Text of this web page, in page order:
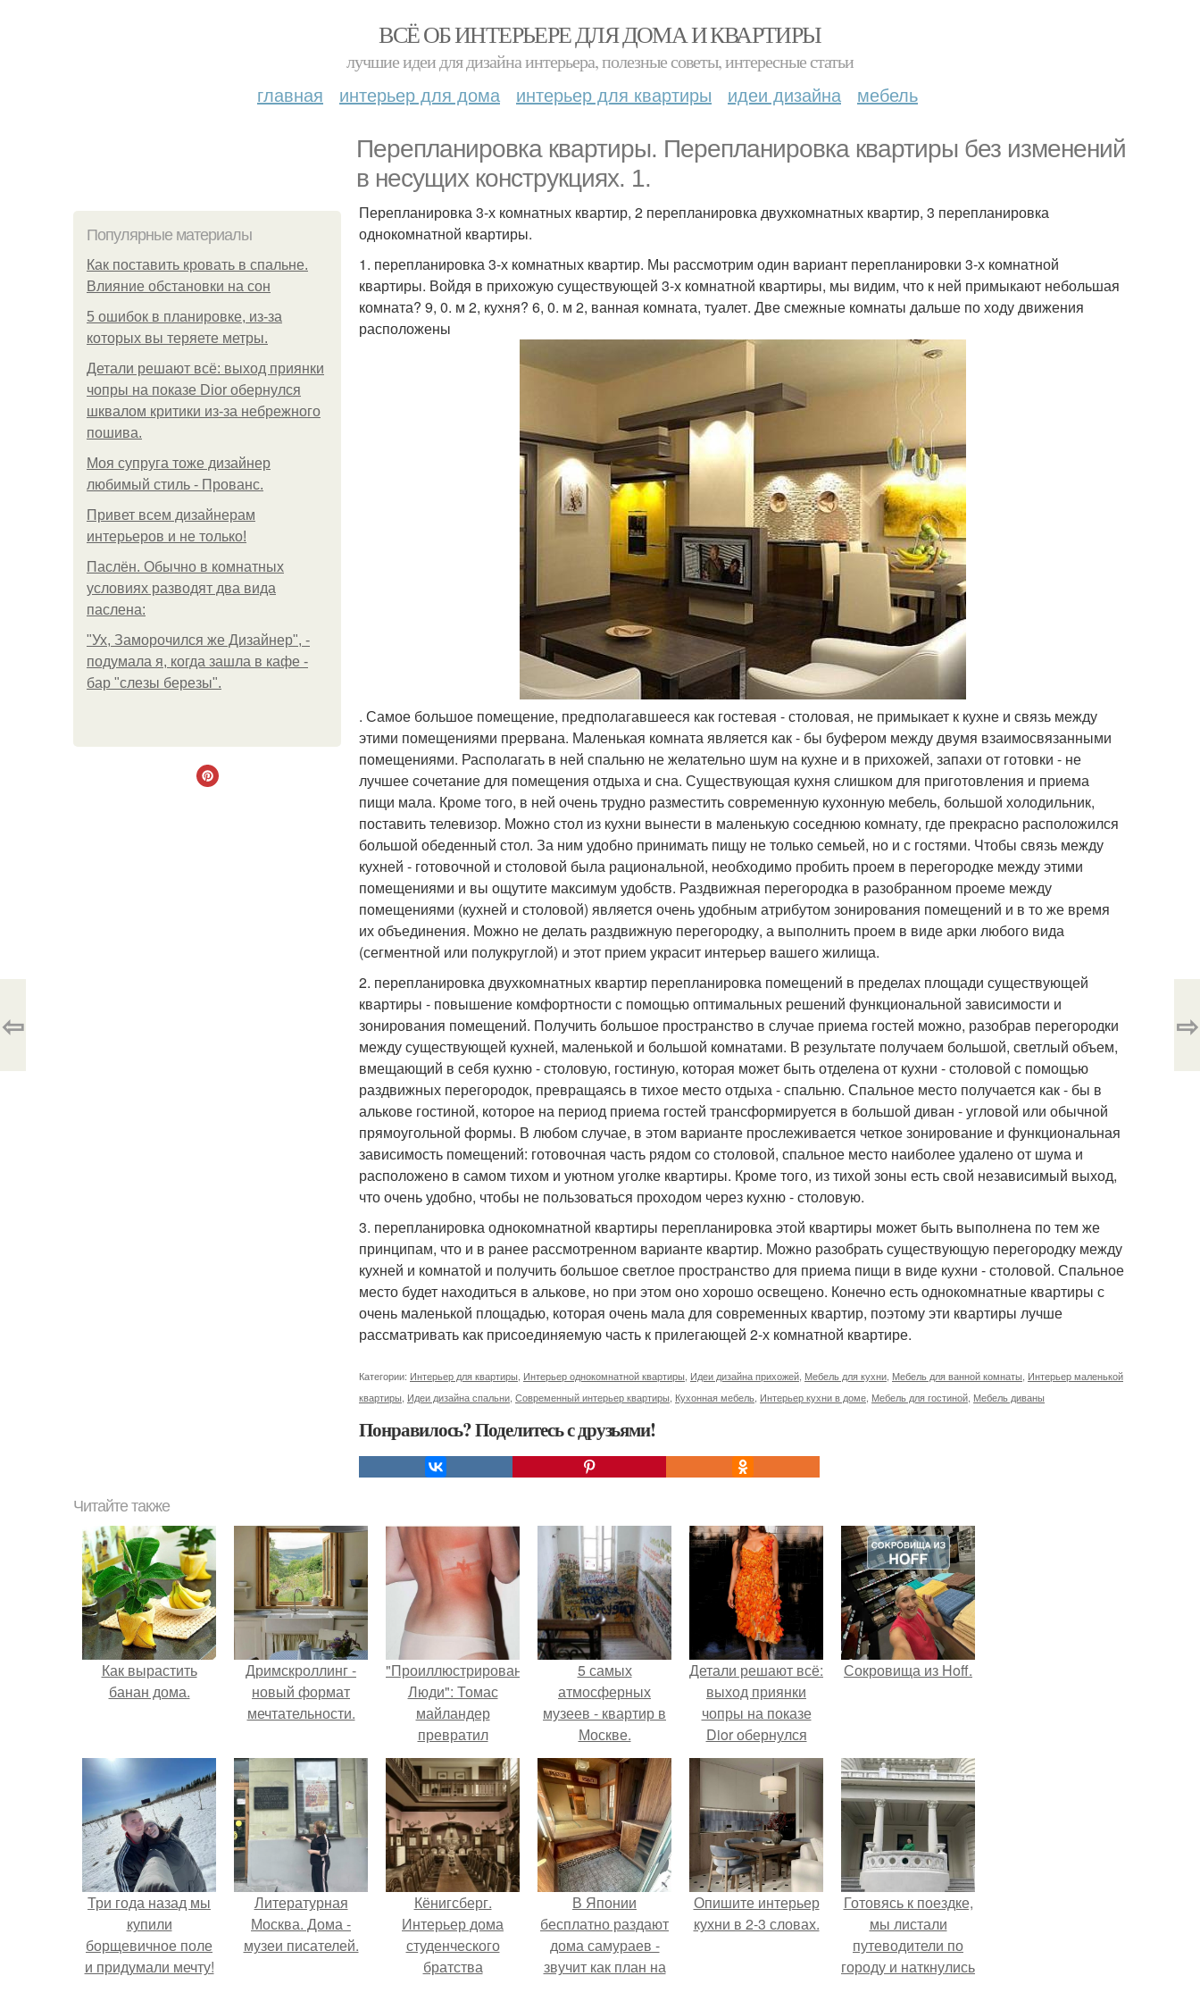
ВСЁ ОБ ИНТЕРЬЕРЕ ДЛЯ ДОМА И КВАРТИРЫ
лучшие идеи для дизайна интерьера, полезные советы, интересные статьи
главная интерьер для дома интерьер для квартиры идеи дизайна мебель
Перепланировка квартиры. Перепланировка квартиры без изменений
в несущих конструкциях. 1.
Популярные материалы
Как поставить кровать в спальне.
Влияние обстановки на сон
5 ошибок в планировке, из-за
которых вы теряете метры.
Детали решают всё: выход приянки
чопры на показе Dior обернулся
шквалом критики из-за небрежного
пошива.
Моя супруга тоже дизайнер
любимый стиль - Прованс.
Привет всем дизайнерам
интерьеров и не только!
Паслён. Обычно в комнатных
условиях разводят два вида
паслена:
"Ух, Заморочился же Дизайнер", -
подумала я, когда зашла в кафе -
бар "слезы березы".
Перепланировка 3-х комнатных квартир, 2 перепланировка двухкомнатных квартир, 3 перепланировка
однокомнатной квартиры.
1. перепланировка 3-х комнатных квартир. Мы рассмотрим один вариант перепланировки 3-х комнатной
квартиры. Войдя в прихожую существующей 3-х комнатной квартиры, мы видим, что к ней примыкают небольшая
комната? 9, 0. м 2, кухня? 6, 0. м 2, ванная комната, туалет. Две смежные комнаты дальше по ходу движения
расположены
. Самое большое помещение, предполагавшееся как гостевая - столовая, не примыкает к кухне и связь между
этими помещениями прервана. Маленькая комната является как - бы буфером между двумя взаимосвязанными
помещениями. Располагать в ней спальню не желательно шум на кухне и в прихожей, запахи от готовки - не
лучшее сочетание для помещения отдыха и сна. Существующая кухня слишком для приготовления и приема
пищи мала. Кроме того, в ней очень трудно разместить современную кухонную мебель, большой холодильник,
поставить телевизор. Можно стол из кухни вынести в маленькую соседнюю комнату, где прекрасно расположился
большой обеденный стол. За ним удобно принимать пищу не только семьей, но и с гостями. Чтобы связь между
кухней - готовочной и столовой была рациональной, необходимо пробить проем в перегородке между этими
помещениями и вы ощутите максимум удобств. Раздвижная перегородка в разобранном проеме между
помещениями (кухней и столовой) является очень удобным атрибутом зонирования помещений и в то же время
их объединения. Можно не делать раздвижную перегородку, а выполнить проем в виде арки любого вида
(сегментной или полукруглой) и этот прием украсит интерьер вашего жилища.
2. перепланировка двухкомнатных квартир перепланировка помещений в пределах площади существующей
квартиры - повышение комфортности с помощью оптимальных решений функциональной зависимости и
зонирования помещений. Получить большое пространство в случае приема гостей можно, разобрав перегородки
между существующей кухней, маленькой и большой комнатами. В результате получаем большой, светлый объем,
вмещающий в себя кухню - столовую, гостиную, которая может быть отделена от кухни - столовой с помощью
раздвижных перегородок, превращаясь в тихое место отдыха - спальню. Спальное место получается как - бы в
алькове гостиной, которое на период приема гостей трансформируется в большой диван - угловой или обычной
прямоугольной формы. В любом случае, в этом варианте прослеживается четкое зонирование и функциональная
зависимость помещений: готовочная часть рядом со столовой, спальное место наиболее удалено от шума и
расположено в самом тихом и уютном уголке квартиры. Кроме того, из тихой зоны есть свой независимый выход,
что очень удобно, чтобы не пользоваться проходом через кухню - столовую.
3. перепланировка однокомнатной квартиры перепланировка этой квартиры может быть выполнена по тем же
принципам, что и в ранее рассмотренном варианте квартир. Можно разобрать существующую перегородку между
кухней и комнатой и получить большое светлое пространство для приема пищи в виде кухни - столовой. Спальное
место будет находиться в алькове, но при этом оно хорошо освещено. Конечно есть однокомнатные квартиры с
очень маленькой площадью, которая очень мала для современных квартир, поэтому эти квартиры лучше
рассматривать как присоединяемую часть к прилегающей 2-х комнатной квартире.
Категории: Интерьер для квартиры Интерьер однокомнатной квартиры Идеи дизайна прихожей Мебель для кухни Мебель для ванной комнаты Интерьер маленькой
квартиры Идеи дизайна спальни Современный интерьер квартиры Кухонная мебель Интерьер кухни в доме Мебель для гостиной Мебель диваны
Понравилось? Поделитесь с друзьями!
⇦ ⇨
Читайте также
Как вырастить
банан дома.
Дримскроллинг -
новый формат
мечтательности.
"Проиллюстрированные
Люди": Томас
майландер
превратил
солнечные ожоги в
арт - объект.
5 самых
атмосферных
музеев - квартир в
Москве.
Детали решают всё:
выход приянки
чопры на показе
Dior обернулся
шквалом критики
из-за небрежного
пошива.
Сокровища из Hoff.
Три года назад мы
купили
борщевичное поле
и придумали мечту!
Литературная
Москва. Дома -
музеи писателей.
Кёнигсберг.
Интерьер дома
студенческого
братства
В Японии
бесплатно раздают
дома самураев -
звучит как план на
Опишите интерьер
кухни в 2-3 словах.
Готовясь к поездке,
мы листали
путеводители по
городу и наткнулись